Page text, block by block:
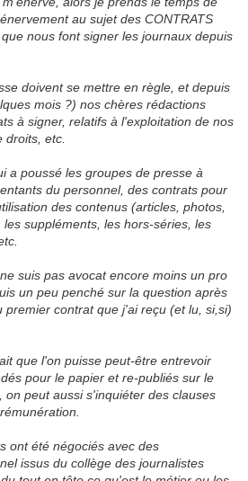
au sujet des CONTRATS
nous font signer les journaux depuis
doivent se mettre en règle, et depuis
mois ?) nos chères rédactions
à signer, relatifs à l'exploitation de nos
droits, etc.
a poussé les groupes de presse à
du personnel, des contrats pour
des contenus (articles, photos,
suppléments, les hors-séries, les
suis pas avocat encore moins un pro
un peu penché sur la question après
premier contrat que j'ai reçu (et lu, si,si)
que l'on puisse peut-être entrevoir
pour le papier et re-publiés sur le
on peut aussi s'inquiéter des clauses
ont été négociés avec des
issus du collège des journalistes